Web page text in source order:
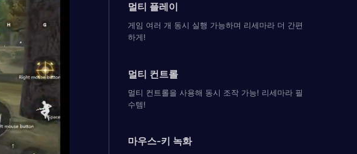
멀티 플레이
게임 여러 개 동시 실행 가능하며 리세마라 더 간편
하게!
멀티 컨트롤
멀티 컨트롤을 사용해 동시 조작 가능! 리세마라 필
수템!
마우스-키 녹화